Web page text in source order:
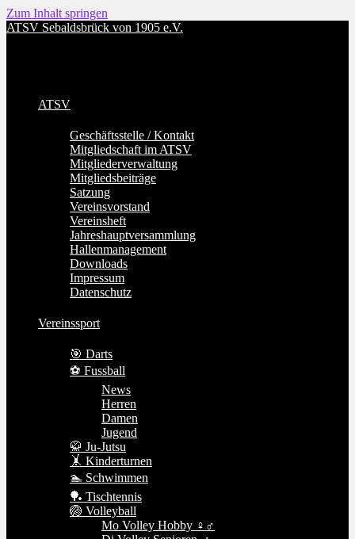
Zum Inhalt springen
ATSV Sebaldsbrück von 1905 e.V.
ATSV
Geschäftsstelle / Kontakt
Mitgliedschaft im ATSV
Mitgliederverwaltung
Mitgliedsbeiträge
Satzung
Vereinsvorstand
Vereinsheft
Jahreshauptversammlung
Hallenmanagement
Downloads
Impressum
Datenschutz
Vereinssport
🎯 Darts
⚽ Fussball
News
Herren
Damen
Jugend
🥋 Ju-Jutsu
🤸 Kinderturnen
🏊 Schwimmen
🏓 Tischtennis
🏐 Volleyball
Mo Volley Hobby ♀♂